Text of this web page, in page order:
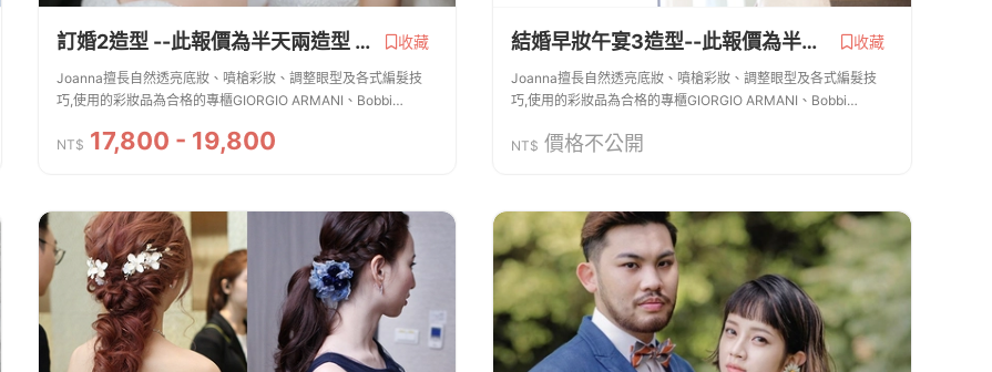
訂婚2造型 --此報價為半天兩造型 皆贈 新郎造型 安瓶一支 指甲油 非常歡迎試妝 收藏
Joanna擅長自然透亮底妝、噴槍彩妝、調整眼型及各式編髮技
巧,使用的彩妝品為合格的專櫃GIORGIO ARMANI、Bobbi
Kevyn Aucoin、BECCA 、mac、YSL... 採用的飾品都...
NT$ 17,800 - 19,800
結婚早妝午宴3造型--此報價為半天三造型 皆贈 新郎造型 安瓶一支 指甲油 非常歡迎試妝 收藏
Joanna擅長自然透亮底妝、噴槍彩妝、調整眼型及各式編髮技
巧,使用的彩妝品為合格的專櫃GIORGIO ARMANI、Bobbi
Kevyn Aucoin、BECCA 、mac、YSL... 採用的飾品都...
NT$ 價格不公開